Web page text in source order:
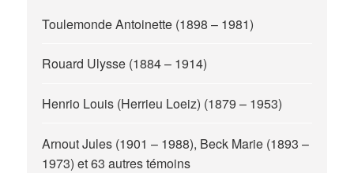
Toulemonde Antoinette (1898 – 1981)
Rouard Ulysse (1884 – 1914)
Henrio Louis (Herrieu Loeiz) (1879 – 1953)
Arnout Jules (1901 – 1988), Beck Marie (1893 –
1973) et 63 autres témoins